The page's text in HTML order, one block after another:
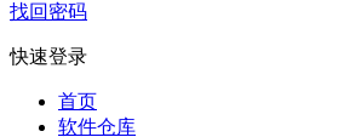
找回密码
快速登录
首页
软件仓库